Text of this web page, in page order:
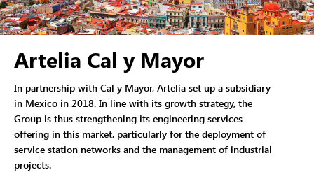
Artelia Cal y Mayor
In partnership with Cal y Mayor, Artelia set up a subsidiary
in Mexico in 2018. In line with its growth strategy, the
Group is thus strengthening its engineering services
offering in this market, particularly for the deployment of
service station networks and the management of industrial
projects.